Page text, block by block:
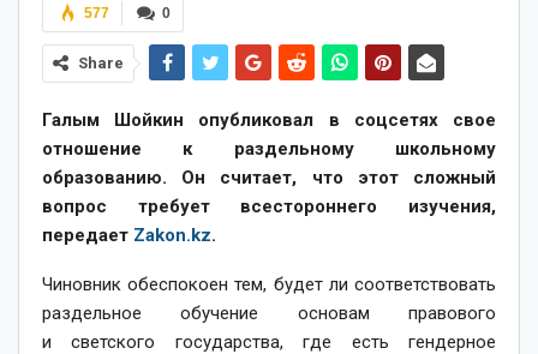
0
577
Share
Галым Шойкин опубликовал в соцсетях свое
отношение к раздельному школьному
образованию. Он считает, что этот сложный
вопрос требует всестороннего изучения,
передает Zakon.kz.
Чиновник обеспокоен тем, будет ли соответствовать
раздельное обучение основам правового
и светского государства, где есть гендерное